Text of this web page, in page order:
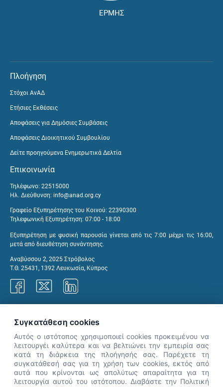
ΕΡΜΗΣ
Πλοήγηση
Στόχοι ΑνΑΔ
Ετήσιες Εκθέσεις
Αποφάσεις για Δημόσιες Συμβάσεις
Αποφάσεις Διοικητικού Συμβουλίου
Δείτε προηγούμενα Ενημερωτικά Δελτία
Επικοινωνία
Τηλέφωνο: 22515000
Ηλ. Διεύθυνση: info@anad.org.cy
Γραφείο Εξυπηρέτησης του Κοινού: 22390300
Τηλεφωνική Εξυπηρέτηση: 07:00 - 18:00
Εξυπηρέτηση με φυσική παρουσία γίνεται από τις 7:00 μέχρι τις 16:00,
μετά από διευθέτηση συνάντησης.
Αναβύσσου 2, 2025 Στρόβολος
Τ.Θ. 25431, 1392 Λευκωσία, Κύπρος
👋 Καλώς ήρθες! Είμαι η Νόησις.
Πες μου πώς μπορώ να σε βοηθήσω
Συγκατάθεση cookies
Αυτός ο ιστότοπος χρησιμοποιεί cookies προκειμένου να
λειτουργέι καλύτερα και να βελτιώνει την εμπειρία σας
κατά τη διάρκεια της πλοήγησής σας. Παρέχετε τη
συγκατάθεσή σας για τη χρήση των cookies, εκτός από
αυτά που κρίνονται ως απολύτως απαραίτητα για τη
λειτουργία αυτού του ιστότοπου. Διαβάστε την Πολιτική